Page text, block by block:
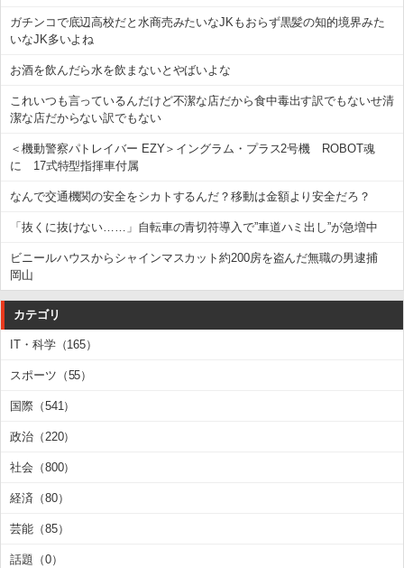
ガチンコで底辺高校だと水商売みたいなJKもおらず黒髪の知的境界みた
いなJK多いよね
お酒を飲んだら水を飲まないとやばいよな
これいつも言っているんだけど不潔な店だから食中毒出す訳でもないせ清
潔な店だからない訳でもない
＜機動警察パトレイバー EZY＞イングラム・プラス2号機 ROBOT魂
に 17式特型指揮車付属
なんで交通機関の安全をシカトするんだ？移動は金額より安全だろ？
「抜くに抜けない……」自転車の青切符導入で”車道ハミ出し”が急増中
ビニールハウスからシャインマスカット約200房を盗んだ無職の男逮捕
岡山
カテゴリ
IT・科学（165）
スポーツ（55）
国際（541）
政治（220）
社会（800）
経済（80）
芸能（85）
話題（0）